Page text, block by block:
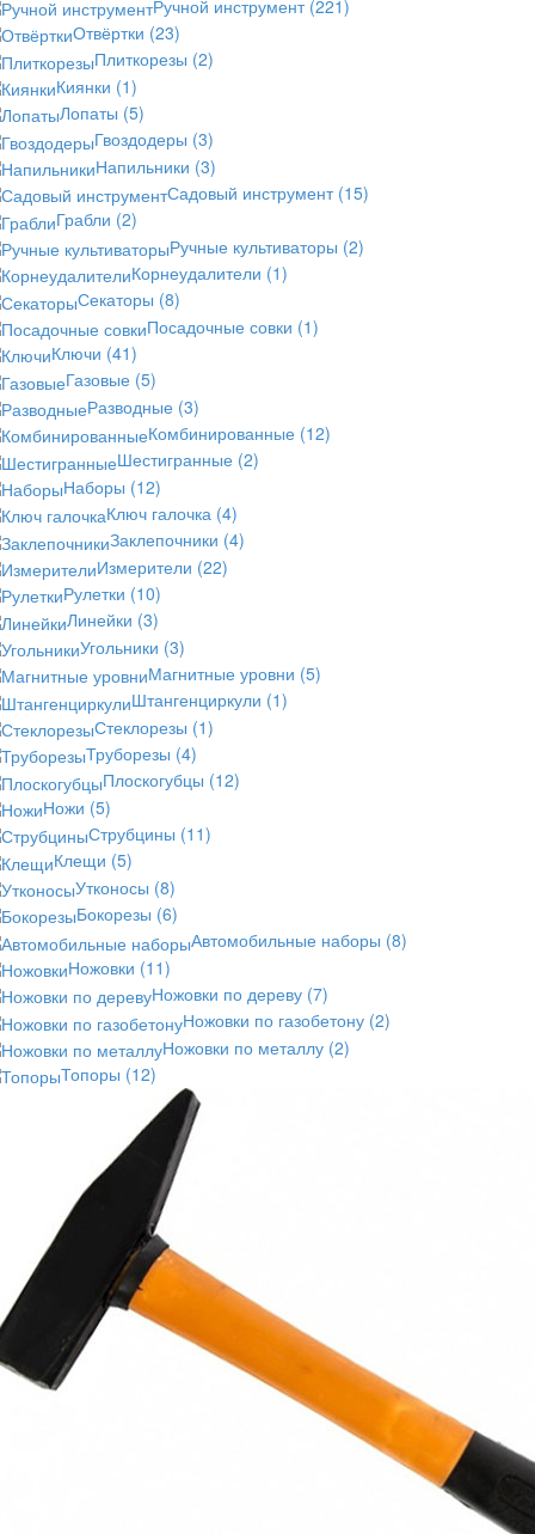
Ручной инструмент (221)
Отвёртки (23)
Плиткорезы (2)
Киянки (1)
Лопаты (5)
Гвоздодеры (3)
Напильники (3)
Садовый инструмент (15)
Грабли (2)
Ручные культиваторы (2)
Корнеудалители (1)
Секаторы (8)
Посадочные совки (1)
Ключи (41)
Газовые (5)
Разводные (3)
Комбинированные (12)
Шестигранные (2)
Наборы (12)
Ключ галочка (4)
Заклепочники (4)
Измерители (22)
Рулетки (10)
Линейки (3)
Угольники (3)
Магнитные уровни (5)
Штангенциркули (1)
Стеклорезы (1)
Труборезы (4)
Плоскогубцы (12)
Ножи (5)
Струбцины (11)
Клещи (5)
Утконосы (8)
Бокорезы (6)
Автомобильные наборы (8)
Ножовки (11)
Ножовки по дереву (7)
Ножовки по газобетону (2)
Ножовки по металлу (2)
Топоры (12)